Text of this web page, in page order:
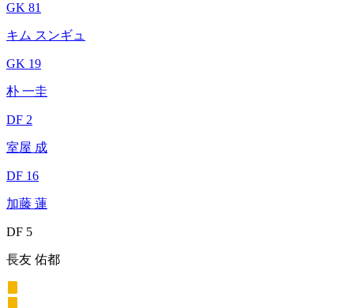
GK 81
キム スンギュ
GK 19
朴 一圭
DF 2
室屋 成
DF 16
加藤 蓮
DF 5
長友 佑都